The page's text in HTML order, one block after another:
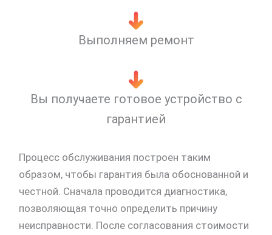
Выполняем ремонт
Вы получаете готовое устройство с
гарантией
Процесс обслуживания построен таким
образом, чтобы гарантия была обоснованной и
честной. Сначала проводится диагностика,
позволяющая точно определить причину
неисправности. После согласования стоимости